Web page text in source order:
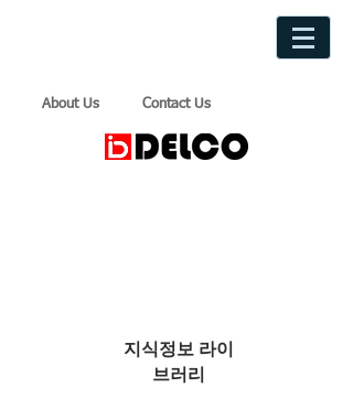
About Us Contact Us
지식정보 라이
브러리